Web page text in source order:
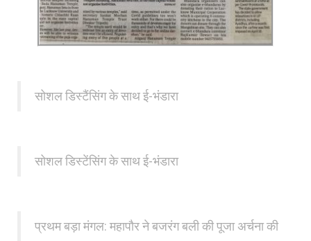
सोशल डिस्टैंसिंग के साथ ई-भंडारा
सोशल डिस्टेंसिंग के साथ ई-भंडारा
प्रथम बड़ा मंगल: महापौर ने बजरंग बली की पूजा अर्चना की